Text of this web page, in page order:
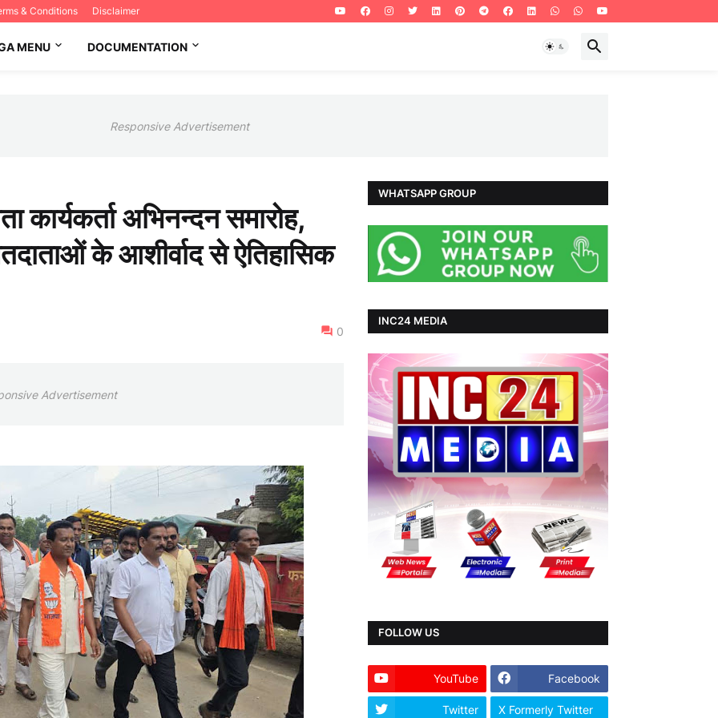
& Conditions Disclaimer
MENU DOCUMENTATION
Responsive Advertisement
कार्यकर्ता अभिनन्दन समारोह,
के आशीर्वाद से ऐतिहासिक
0
Advertisement
WHATSAPP GROUP
INC24 MEDIA
FOLLOW US
YouTube Facebook
Twitter X Formerly Twitter